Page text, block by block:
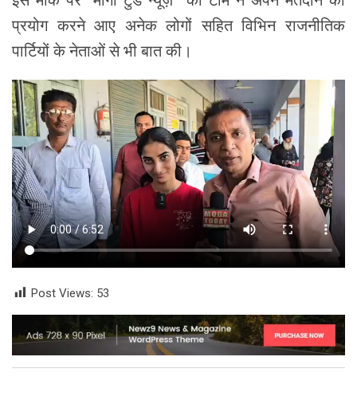
प्रयोग करने आए अनेक लोगों सहित विभिन राजनीतिक
पार्टियों के नेताओं से भी बात की।
Post Views: 53